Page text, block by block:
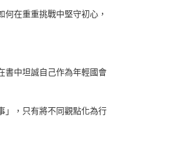
在重重挑戰中堅守初心，
書中坦誠自己作為年輕國會
」，只有將不同觀點化為行